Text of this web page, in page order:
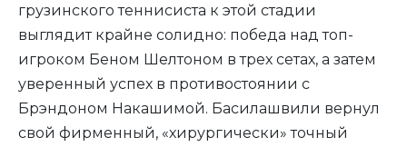
грузинского теннисиста к этой стадии
выглядит крайне солидно: победа над топ-
игроком Беном Шелтоном в трех сетах, а затем
уверенный успех в противостоянии с
Брэндоном Накашимой. Басилашвили вернул
свой фирменный, «хирургически» точный